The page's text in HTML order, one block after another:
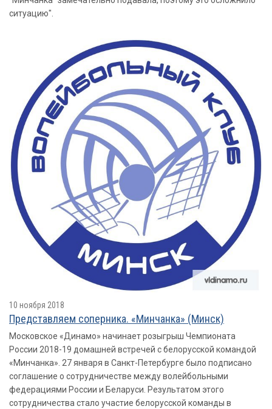
ситуацию".
10 ноября 2018
Представляем соперника. «Минчанка» (Минск)
Московское «Динамо» начинает розыгрыш Чемпионата
России 2018-19 домашней встречей с белорусской командой
«Минчанка». 27 января в Санкт-Петербурге было подписано
соглашение о сотрудничестве между волейбольными
федерациями России и Беларуси. Результатом этого
сотрудничества стало участие белорусской команды в